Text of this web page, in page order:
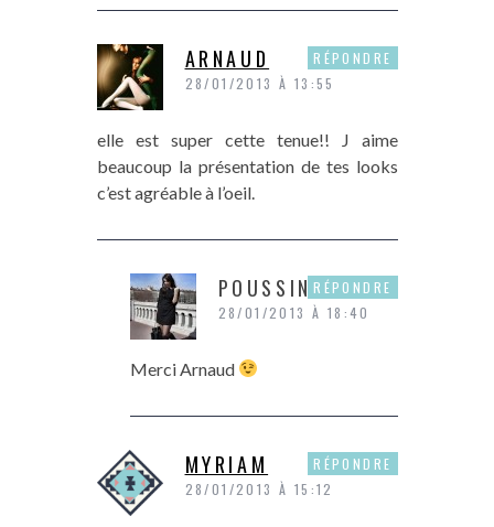
ARNAUD
28/01/2013 À 13:55
elle est super cette tenue!! J aime
beaucoup la présentation de tes looks
c’est agréable à l’oeil.
RÉPONDRE
POUSSINE
28/01/2013 À 18:40
Merci Arnaud
RÉPONDRE
MYRIAM
28/01/2013 À 15:12
RÉPONDRE